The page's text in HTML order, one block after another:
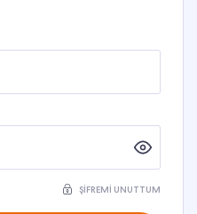
ŞIFREMI UNUTTUM